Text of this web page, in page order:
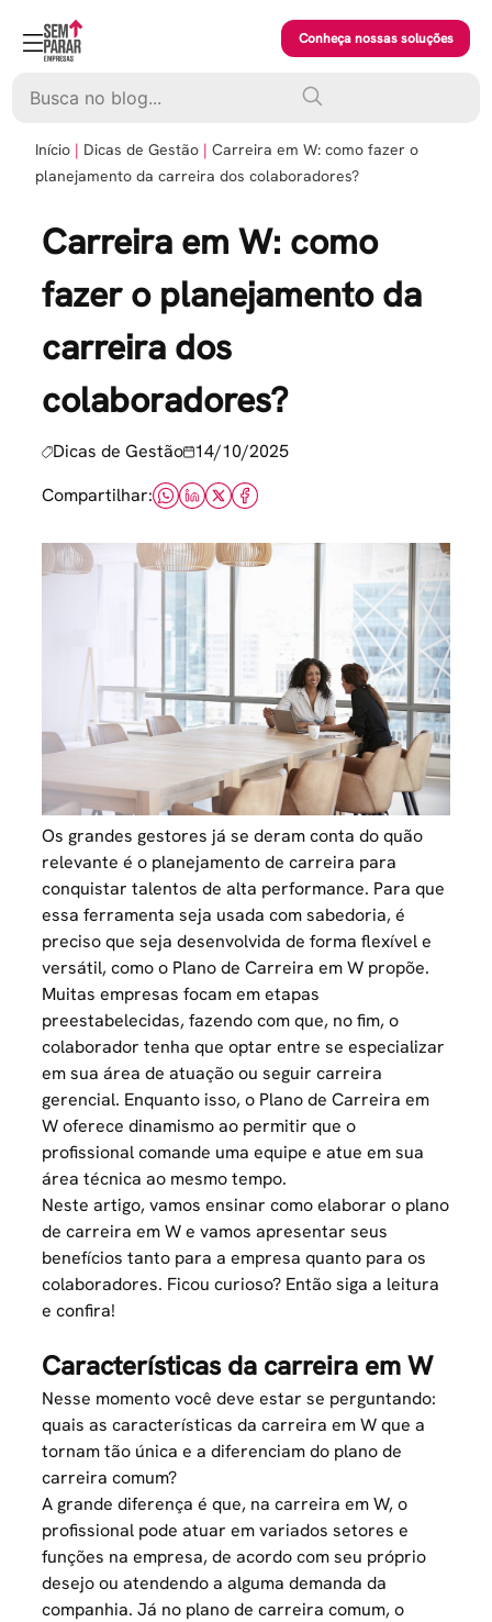
content
Conheça nossas soluções
Início Dicas de Gestão
Carreira em W: como fazer o
planejamento da carreira dos colaboradores?
Carreira em W: como
fazer o planejamento da
carreira dos
colaboradores?
Dicas de Gestão 14/10/2025
Compartilhar:
Os grandes gestores já se deram conta do quão
relevante é o planejamento de carreira para
conquistartalentos de alta performance. Para que
essa ferramenta seja usada com sabedoria, é
preciso que seja desenvolvida de forma flexível e
versátil, como o Plano de Carreira em W propõe.
Muitas empresas focam em etapas
preestabelecidas, fazendo com que, no fim, o
colaborador tenha que optar entre se especializar
em sua área de atuação ou seguir carreira
gerencial. Enquanto isso, o Plano de Carreira em
W oferece dinamismo ao permitir que o
profissional comande uma equipe e atue em sua
área técnica ao mesmo tempo.
Neste artigo, vamos ensinar como elaborar o plano
de carreira em W e vamos apresentar seus
benefícios tanto para a empresa quanto para os
colaboradores. Ficou curioso? Então siga a leitura
e confira!
Características da carreira em W
Nesse momento você deve estar se perguntando:
quais as características da carreira em W que a
tornam tão única e a diferenciam do plano de
carreira comum?
A grande diferença é que, na carreira em W, o
profissional pode atuar em variados setores e
funções na empresa, de acordo com seu próprio
desejo ou atendendo a alguma demanda da
companhia. Já no plano de carreira comum, o